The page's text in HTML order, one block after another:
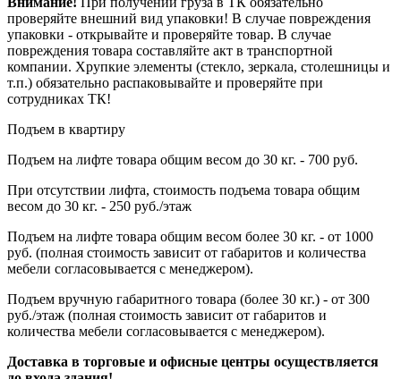
проверяйте внешний вид упаковки! В случае повреждения
упаковки - открывайте и проверяйте товар. В случае
повреждения товара составляйте акт в транспортной
компании. Хрупкие элементы (стекло, зеркала, столешницы и
т.п.) обязательно распаковывайте и проверяйте при
сотрудниках ТК!
Подъем в квартиру
Подъем на лифте товара общим весом до 30 кг. - 700 руб.
При отсутствии лифта, стоимость подъема товара общим
весом до 30 кг. - 250 руб./этаж
Подъем на лифте товара общим весом более 30 кг. - от 1000
руб. (полная стоимость зависит от габаритов и количества
мебели согласовывается с менеджером).
Подъем вручную габаритного товара (более 30 кг.) - от 300
руб./этаж (полная стоимость зависит от габаритов и
количества мебели согласовывается с менеджером).
Доставка в торговые и офисные центры осуществляется